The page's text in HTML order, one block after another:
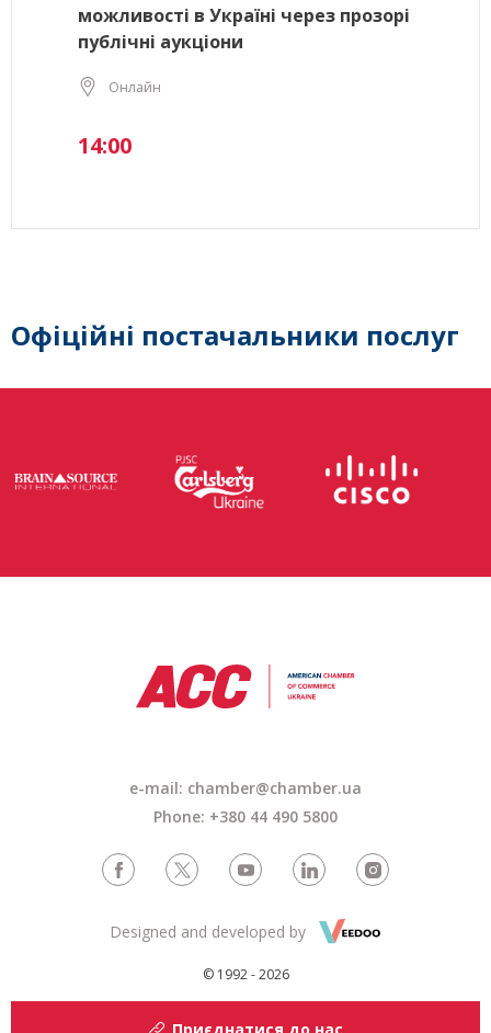
можливості в Україні через прозорі
публічні аукціони
Онлайн
14:00
Офіційні постачальники послуг
e-mail: chamber@chamber.ua
Phone: +380 44 490 5800
© 1992 - 2026
Designed and developed by